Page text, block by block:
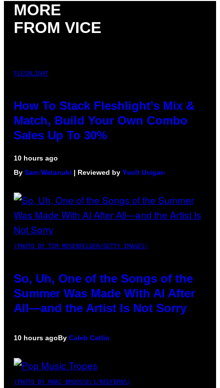
MORE
FROM VICE
FLESHLIGHT
How To Stack Fleshlight’s Mix &
Match, Build Your Own Combo
Sales Up To 30%
10 hours ago
By Sam Watanuki | Reviewed by Ysolt Usigan
(PHOTO BY TIM MOSENFELDER/GETTY IMAGES)
So, Uh, One of the Songs of the
Summer Was Made With AI After
All—and the Artist Is Not Sorry
10 hours agoBy Caleb Catlin
(PHOTO BY MARC BROUSSELY/REDFERNS)